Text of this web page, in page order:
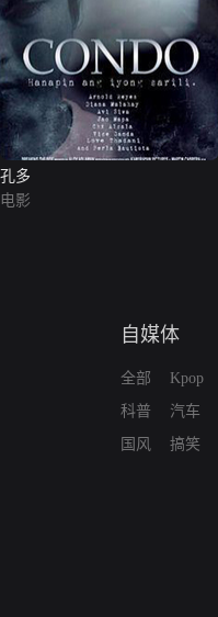
孔多
电影
自媒体
全部
科普
国风
Kpop
汽车
搞笑